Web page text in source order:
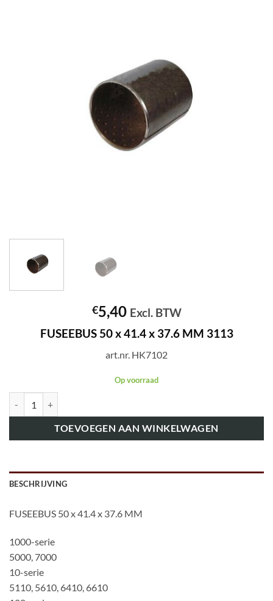
€5,40 Excl. BTW
FUSEEBUS 50 x 41.4 x 37.6 MM 3113
art.nr. HK7102
Op voorraad
TOEVOEGEN AAN WINKELWAGEN
BESCHRIJVING
FUSEEBUS 50 x 41.4 x 37.6 MM
1000-serie
5000, 7000
10-serie
5110, 5610, 6410, 6610